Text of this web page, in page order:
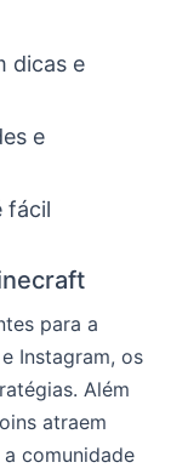
dicas e
e
fácil
para a
Instagram, os
Além
atraem
comunidade